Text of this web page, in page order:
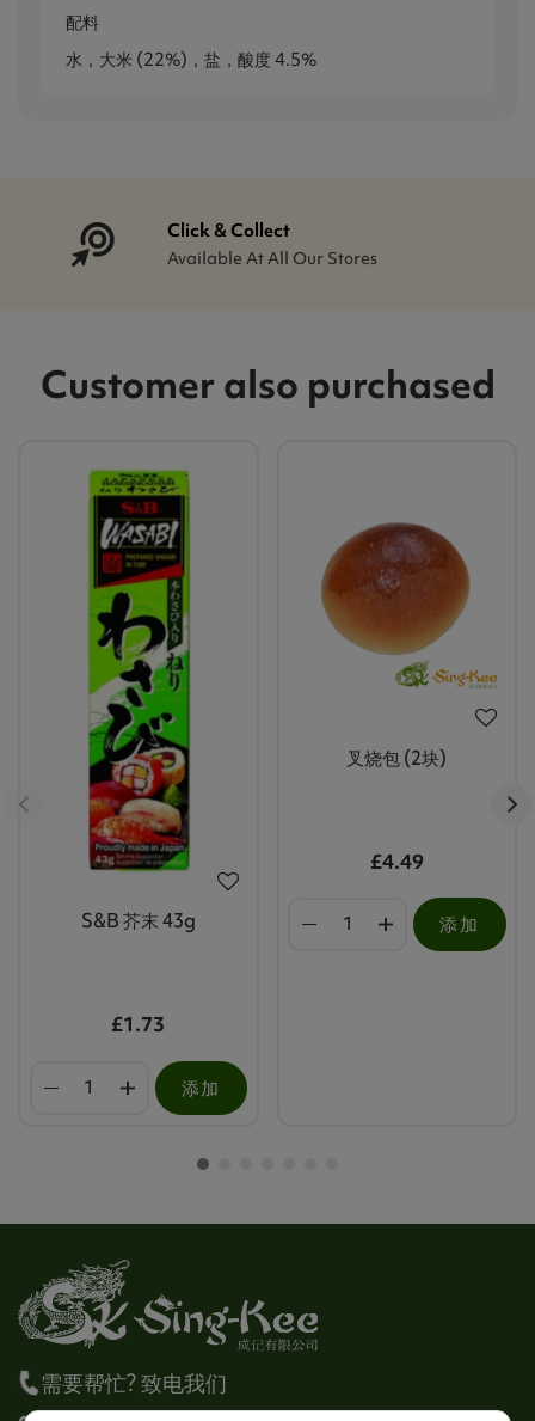
配料
水，大米 (22%)，盐，酸度 4.5%
Click & Collect
Available At All Our Stores
Customer also purchased
S&B 芥末 43g
£1.73
添加
叉烧包 (2块)
£4.49
添加
需要帮忙? 致电我们